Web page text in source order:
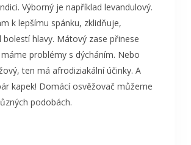
Výborný je například levandulový.
k lepšímu spánku, zklidňuje,
hlavy. Mátový zase přinese
problémy s dýcháním. Nebo
ten má afrodiziakální účinky. A
kapek! Domácí osvěžovač můžeme
podobách.